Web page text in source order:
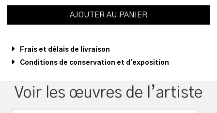
AJOUTER AU PANIER
Frais et délais de livraison
Conditions de conservation et d’exposition
Voir les œuvres de l’artiste